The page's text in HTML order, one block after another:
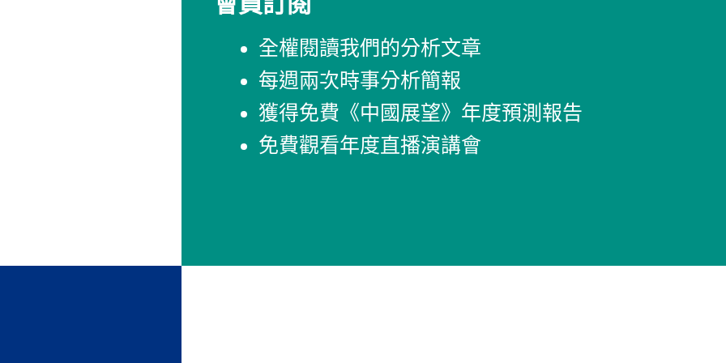
全權閱讀我們的分析文章
每週兩次時事分析簡報
獲得免費《中國展望》年度預測報告
免費觀看年度直播演講會